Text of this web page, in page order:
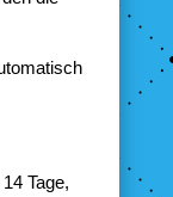
Tage,